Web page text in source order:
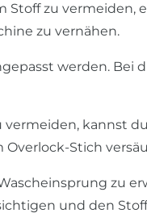
Stoff zu vermeiden,
zu vernähen.
werden. Bei
kannst
Stich
zu
und den